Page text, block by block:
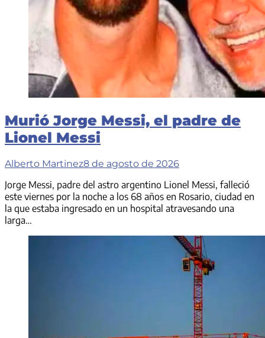
Murió Jorge Messi, el padre de
Lionel Messi
Alberto Martinez8 de agosto de 2026
Jorge Messi, padre del astro argentino Lionel Messi, falleció
este viernes por la noche a los 68 años en Rosario, ciudad en
la que estaba ingresado en un hospital atravesando una
larga…